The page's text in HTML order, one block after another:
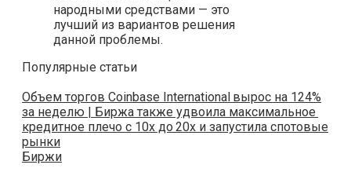
народными средствами — это
лучший из вариантов решения
данной проблемы.
Популярные статьи
Объем торгов Coinbase International вырос на 124%
за неделю | Биржа также удвоила максимальное
кредитное плечо с 10x до 20x и запустила спотовые
рынки
Биржи